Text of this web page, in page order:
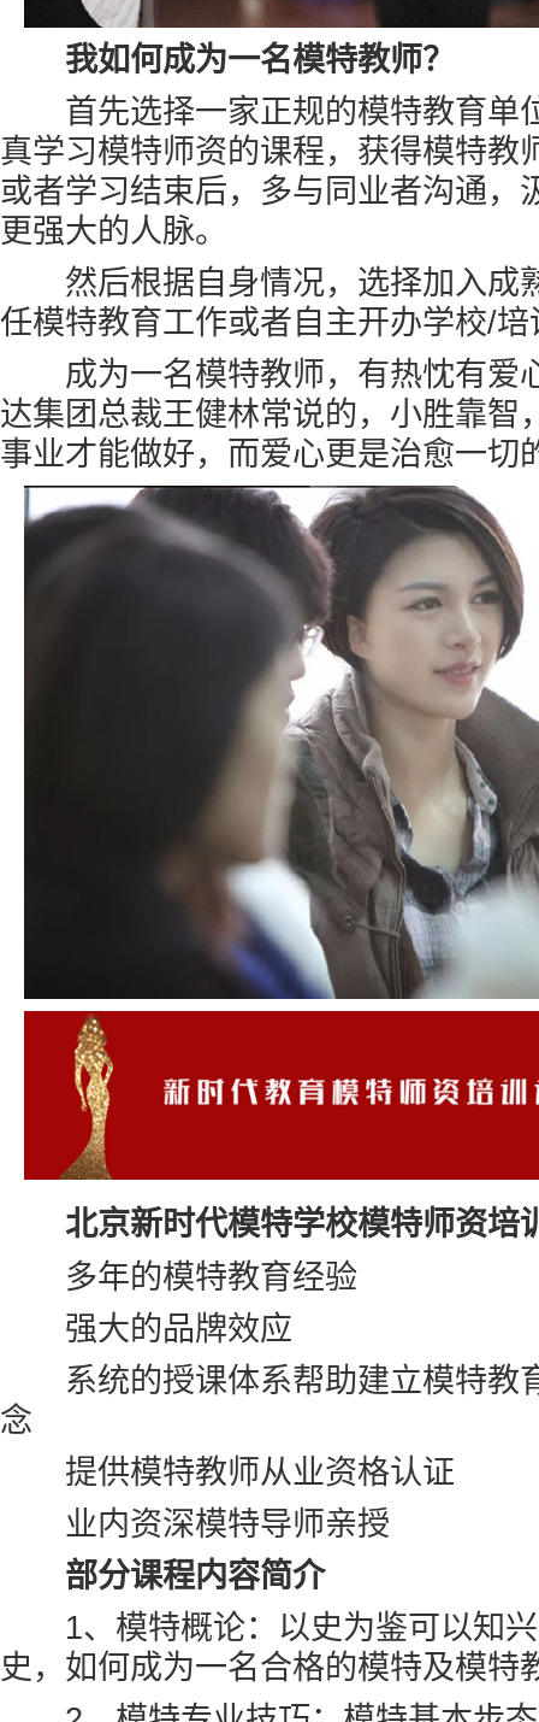
北京新时代模特学校
我如何成为一名模特教师？
首先选择一家正规的模特教育单
真学习模特师资的课程，获得模特教
或者学习结束后，多与同业者沟通，
更强大的人脉。
然后根据自身情况，选择加入成
任模特教育工作或者自主开办学校/
成为一名模特教师，有热忱有爱
达集团总裁王健林常说的，小胜靠智
事业才能做好，而爱心更是治愈一切
北京新时代模特学校模特师资培
多年的模特教育经验
强大的品牌效应
系统的授课体系帮助建立模特教
念
提供模特教师从业资格认证
业内资深模特导师亲授
部分课程内容简介
1、模特概论：以史为鉴可以知兴
史，如何成为一名合格的模特及模特